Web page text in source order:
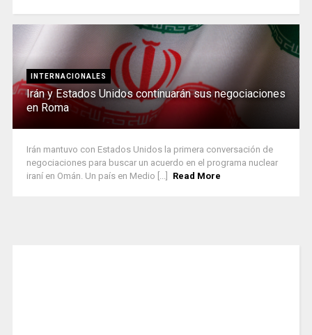
INTERNACIONALES
Irán y Estados Unidos continuarán sus negociaciones
en Roma
Irán mantuvo con Estados Unidos la primera conversación de
negociaciones para buscar un acuerdo en el programa nuclear
iraní en Omán. Un país en Medio [...]
Read More